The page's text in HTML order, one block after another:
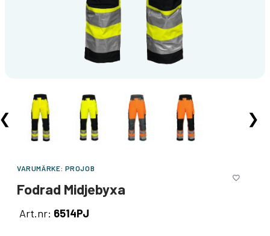
❯
VARUMÄRKE: PROJOB
Fodrad Midjebyxa
Art.nr: 6514PJ